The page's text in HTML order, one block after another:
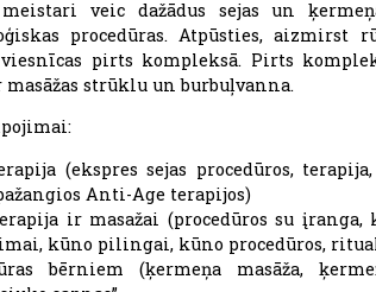
veic dažādus sejas un
procedūras. Atpūsties, aizmirst
pirts kompleksā. Pirts
masāžas strūklu un burbuļvanna.
(ekspres sejas procedūros,
Anti-Age terapijos)
ir masažai (procedūros su
kūno pilingai, kūno procedūros,
bērniem (ķermeņa masāža,